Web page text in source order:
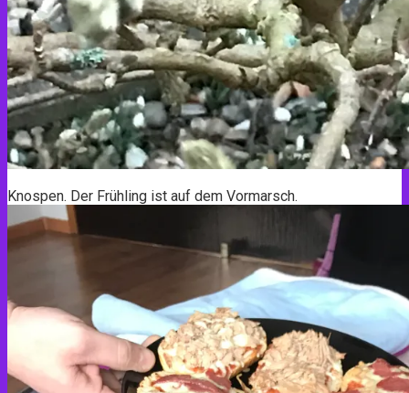
Knospen. Der Frühling ist auf dem Vormarsch.